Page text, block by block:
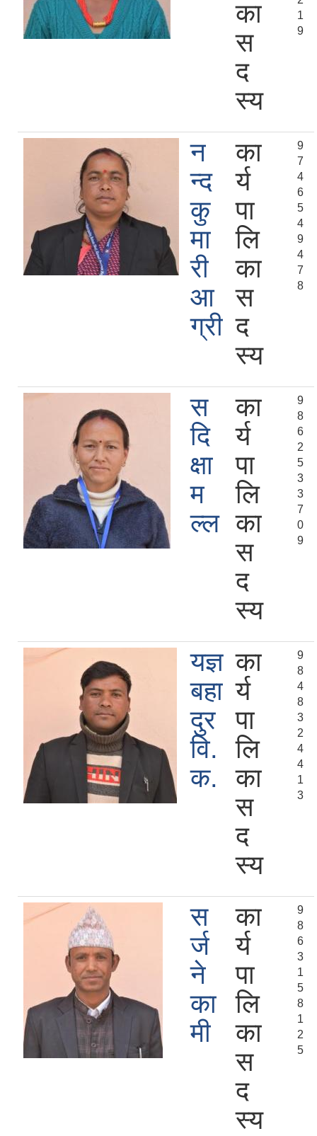
का
स
द
स्य
1
9
न
न्द
कु
मा
री
आ
ग्री
का
र्य
पा
लि
का
स
द
स्य
9
7
4
6
5
4
9
4
7
8
स
दि
क्षा
म
ल्ल
का
र्य
पा
लि
का
स
द
स्य
9
8
6
2
5
3
3
7
0
9
यज्ञ
बहा
दुर
वि.
क.
का
र्य
पा
लि
का
स
द
स्य
9
8
4
8
3
2
4
4
1
3
स
र्ज
ने
का
मी
का
र्य
पा
लि
का
स
द
स्य
9
8
6
3
1
5
8
1
2
5